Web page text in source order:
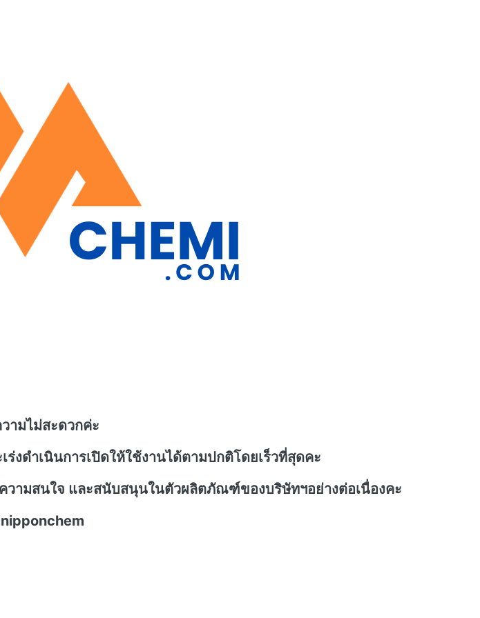
ามไม่สะดวกค่ะ
งดำเนินการเปิดให้ใช้งานได้ตามปกติโดยเร็วที่สุดคะ
ามสนใจ และสนับสนุนในตัวผลิตภัณฑ์ของบริษัทฯอย่างต่อเนื่องคะ